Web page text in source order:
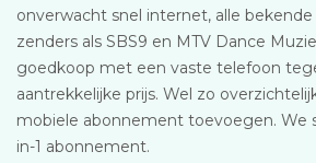
onverwacht snel internet, alle
zenders als SBS9 en MTV Dance
goedkoop met een vaste telefoon
aantrekkelijke prijs. Wel zo
mobiele abonnement toevoegen. We
in-1 abonnement.